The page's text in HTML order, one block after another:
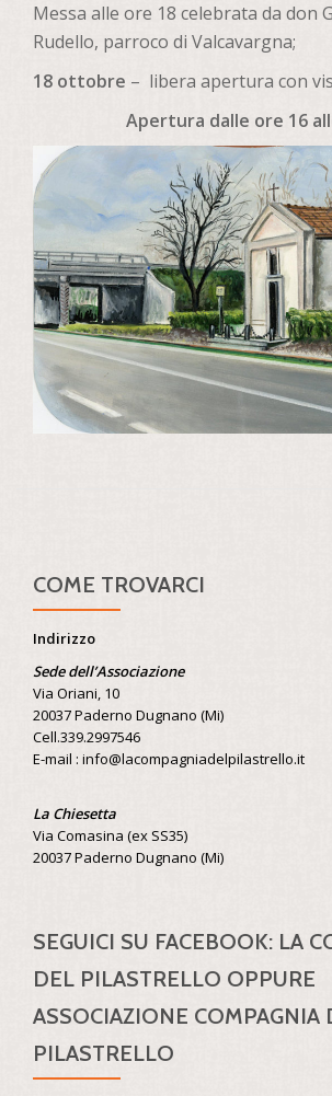
Messa alle ore 18 celebrata da don
Rudello, parroco di Valcavargna;
18 ottobre – libera apertura con
Apertura dalle ore 16
COME TROVARCI
Indirizzo
Sede dell’Associazione
Via Oriani, 10
20037 Paderno Dugnano (Mi)
Cell.339.2997546
E-mail : info@lacompagniadelpilastrello.it
La Chiesetta
Via Comasina (ex SS35)
20037 Paderno Dugnano (Mi)
SEGUICI SU FACEBOOK: LA
DEL PILASTRELLO OPPURE
ASSOCIAZIONE COMPAGNIA
PILASTRELLO